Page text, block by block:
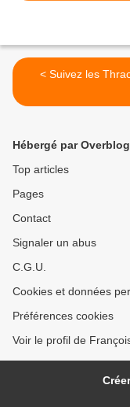
< Suivez les
Hébergé par Overblog
Top articles
Pages
Contact
Signaler un abus
C.G.U.
Cookies et données
Préférences cookies
Voir le profil de